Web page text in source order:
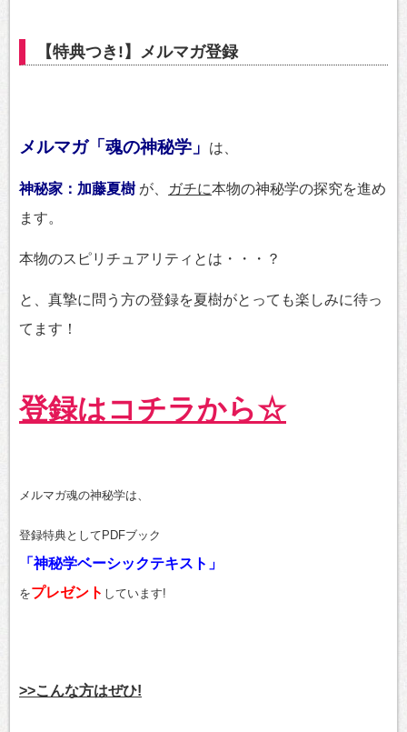
【特典つき!】メルマガ登録
メルマガ「魂の神秘学」 は、
神秘家：加藤夏樹 が、 ガチに本物の神秘学の探究を進め
ます。
本物のスピリチュアリティとは・・・？
と、真摯に問う方の登録を夏樹がとっても楽しみに待っ
てます！
登録はコチラから☆
メルマガ魂の神秘学は、
登録特典としてPDFブック
「神秘学ベーシックテキスト」
をプレゼント しています!
>>こんな方はぜひ!